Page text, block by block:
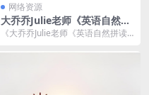
网络资源
大乔乔Julie老师《英语自然拼
读零基础发音入门课程》
《大乔乔Julie老师《英语自然拼读
英语发音初学...